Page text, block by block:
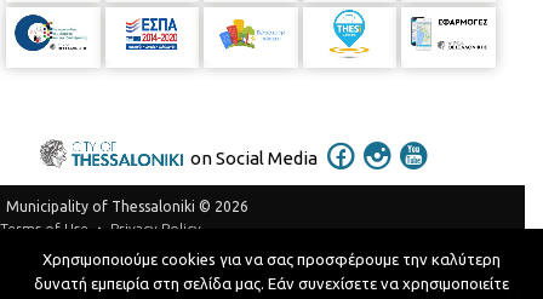
on Social Media
Municipality of Thessaloniki © 2026
Terms of Use
Privacy Policy
Telephone Catalog
Χρησιμοποιούμε cookies για να σας προσφέρουμε την καλύτερη
δυνατή εμπειρία στη σελίδα μας. Εάν συνεχίσετε να χρησιμοποιείτε